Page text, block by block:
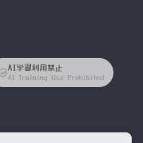
AI学習利用禁止
AI Training Use Prohibited